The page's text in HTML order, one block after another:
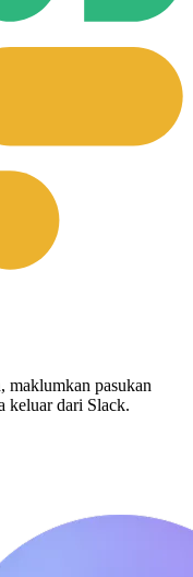
maklumkan pasukan
keluar dari Slack.